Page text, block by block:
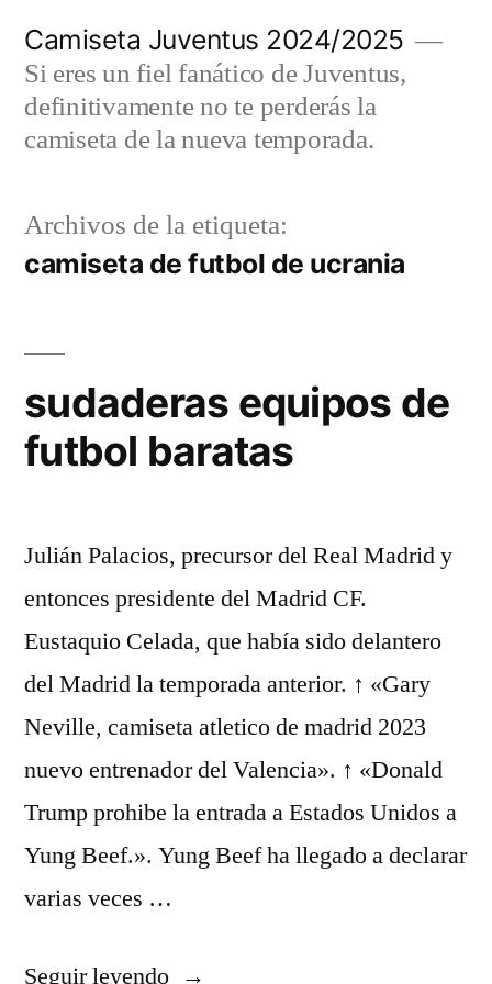
contenido
Camiseta Juventus 2024/2025
Si eres un fiel fanático de Juventus,
definitivamente no te perderás la
camiseta de la nueva temporada.
Archivos de la etiqueta:
camiseta de futbol de ucrania
sudaderas equipos de
futbol baratas
Julián Palacios, precursor del Real Madrid y
entonces presidente del Madrid CF.
Eustaquio Celada, que había sido delantero
del Madrid la temporada anterior. ↑ «Gary
Neville, camiseta atletico de madrid 2023
nuevo entrenador del Valencia». ↑ «Donald
Trump prohibe la entrada a Estados Unidos a
Yung Beef.». Yung Beef ha llegado a declarar
varias veces …
Seguir leyendo«sudaderas